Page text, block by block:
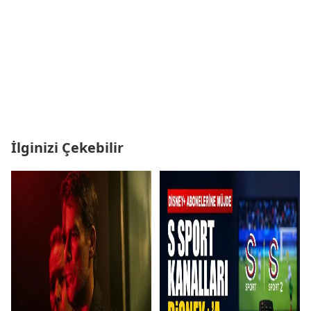
İlginizi Çekebilir